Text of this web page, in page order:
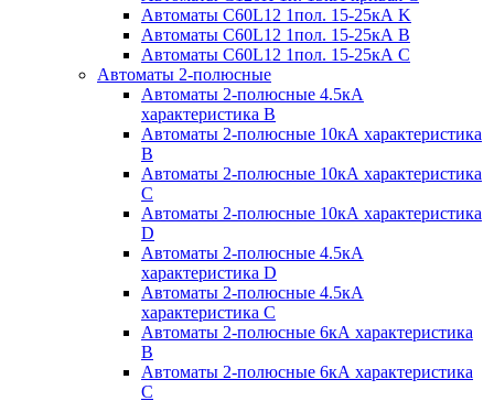
Автоматы С60L12 1пол. 15-25кА K
Автоматы С60L12 1пол. 15-25кА В
Автоматы С60L12 1пол. 15-25кА С
Автоматы 2-полюсные
Автоматы 2-полюсные 4.5кА
характеристика В
Автоматы 2-полюсные 10кА характеристика
B
Автоматы 2-полюсные 10кА характеристика
C
Автоматы 2-полюсные 10кА характеристика
D
Автоматы 2-полюсные 4.5кА
характеристика D
Автоматы 2-полюсные 4.5кА
характеристика С
Автоматы 2-полюсные 6кА характеристика
B
Автоматы 2-полюсные 6кА характеристика
C